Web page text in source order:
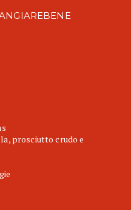
prosciutto crudo e